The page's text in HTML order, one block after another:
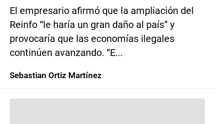
El empresario afirmó que la ampliación del
Reinfo “le haría un gran daño al país” y
provocaría que las economías ilegales
continúen avanzando. “E...
Sebastian Ortiz Martínez